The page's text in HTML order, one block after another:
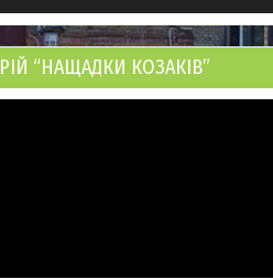
РІЙ “НАЩАДКИ КОЗАКІВ”